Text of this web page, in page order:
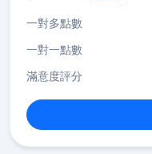
一對多點數
一對一點數
滿意度評分